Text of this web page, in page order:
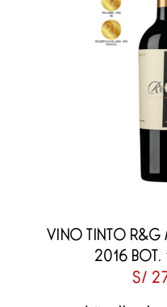
VINO TINTO
2016 BOT.
S/